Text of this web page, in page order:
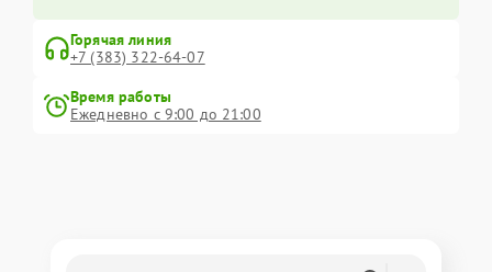
Горячая линия
+7 (383) 322-64-07
Время работы
Ежедневно с 9:00 до 21:00